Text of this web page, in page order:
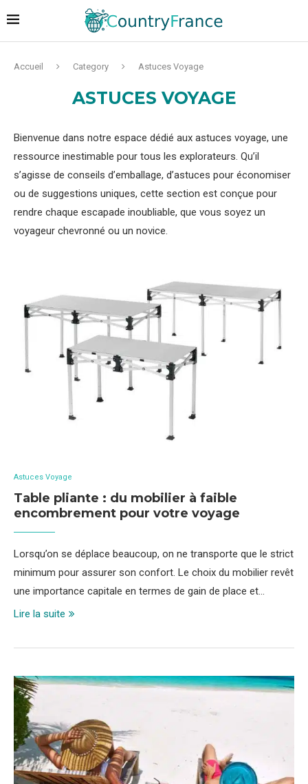
Accueil Category Astuces Voyage
ASTUCES VOYAGE
Bienvenue dans notre espace dédié aux astuces voyage, une
ressource inestimable pour tous les explorateurs. Qu’il
s’agisse de conseils d’emballage, d’astuces pour économiser
ou de suggestions uniques, cette section est conçue pour
rendre chaque escapade inoubliable, que vous soyez un
voyageur chevronné ou un novice.
Astuces Voyage
Table pliante : du mobilier à faible
encombrement pour votre voyage
Lorsqu’on se déplace beaucoup, on ne transporte que le strict
minimum pour assurer son confort. Le choix du mobilier revêt
une importance capitale en termes de gain de place et…
Lire la suite